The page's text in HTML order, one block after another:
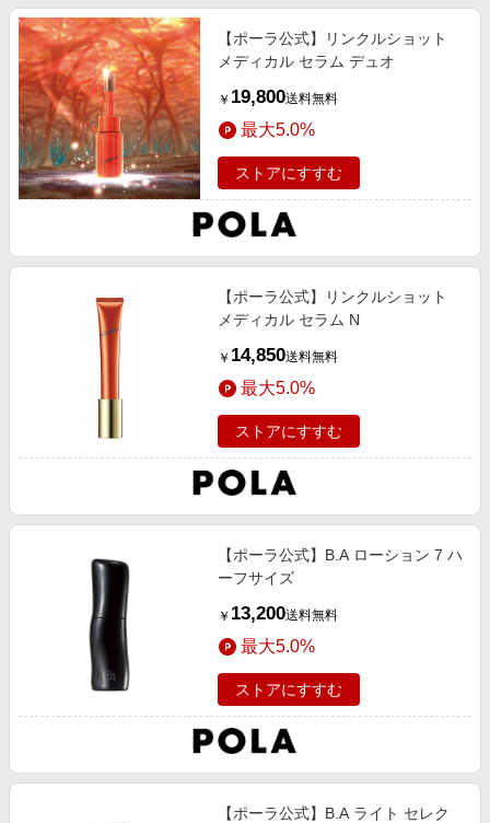
【ポーラ公式】リンクルショット
メディカル セラム デュオ
￥ 19,800送料無料
最大5.0%
ストアにすすむ
【ポーラ公式】リンクルショット
メディカル セラム N
￥ 14,850送料無料
最大5.0%
ストアにすすむ
【ポーラ公式】B.A ローション 7 ハ
ーフサイズ
￥ 13,200送料無料
最大5.0%
ストアにすすむ
【ポーラ公式】B.A ライト セレク